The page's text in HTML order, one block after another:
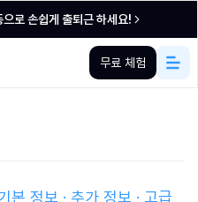
로 손쉽게 출퇴근 하세요!
무료 체험
본 정보 · 추가 정보 · 고급